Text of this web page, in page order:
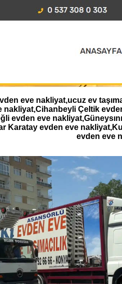
eve nakliyat,ucuz ev
nakliyat,Cihanbeyli Çeltik
evden eve
Karatay evden eve
evden eve